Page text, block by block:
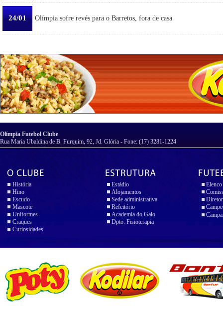
24/01 Olímpia sofre revés para o Barretos, fora de casa
Olímpia Futebol Clube
Rua Maria Ubaldina de B. Furquim, 92, Jd. Glória - Fone: (17) 3281-1224
História
Hino
Escudo
Mascote
Uniformes
Craques
Curiosidades
Estádio
Alojamentos
Sede administrativa
Refeitório
Academia do Galo
Dpto. Fisioterapia
Elenco